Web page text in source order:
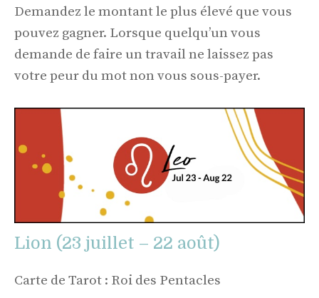
Demandez le montant le plus élevé que vous
pouvez gagner. Lorsque quelqu’un vous
demande de faire un travail ne laissez pas
votre peur du mot non vous sous-payer.
Lion (23 juillet – 22 août)
Carte de Tarot : Roi des Pentacles